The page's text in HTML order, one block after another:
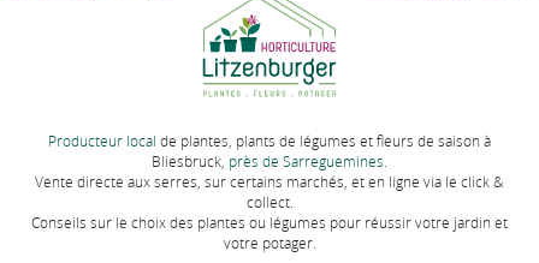
Producteur local de plantes, plants de légumes et fleurs de saison à
Bliesbruck, près de Sarreguemines.
Vente directe aux serres, sur certains marchés, et en ligne via le click &
collect.
Conseils sur le choix des plantes ou légumes pour réussir votre jardin et
votre potager.